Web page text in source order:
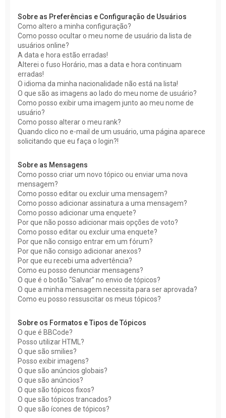
Sobre as Preferências e Configuração de Usuários
Como altero a minha configuração?
Como posso ocultar o meu nome de usuário da lista de
usuários online?
A data e hora estão erradas!
Alterei o fuso Horário, mas a data e hora continuam
erradas!
O idioma da minha nacionalidade não está na lista!
O que são as imagens ao lado do meu nome de usuário?
Como posso exibir uma imagem junto ao meu nome de
usuário?
Como posso alterar o meu rank?
Quando clico no e-mail de um usuário, uma página aparece
solicitando que eu faça o login?!
Sobre as Mensagens
Como posso criar um novo tópico ou enviar uma nova
mensagem?
Como posso editar ou excluir uma mensagem?
Como posso adicionar assinatura a uma mensagem?
Como posso adicionar uma enquete?
Por que não posso adicionar mais opções de voto?
Como posso editar ou excluir uma enquete?
Por que não consigo entrar em um fórum?
Por que não consigo adicionar anexos?
Por que eu recebi uma advertência?
Como eu posso denunciar mensagens?
O que é o botão “Salvar” no envio de tópicos?
O que a minha mensagem necessita para ser aprovada?
Como eu posso ressuscitar os meus tópicos?
Sobre os Formatos e Tipos de Tópicos
O que é BBCode?
Posso utilizar HTML?
O que são smilies?
Posso exibir imagens?
O que são anúncios globais?
O que são anúncios?
O que são tópicos fixos?
O que são tópicos trancados?
O que são ícones de tópicos?